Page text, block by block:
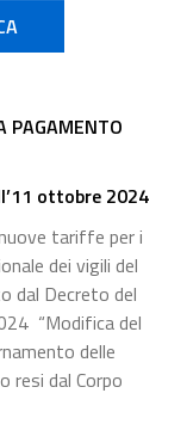
PAGAMENTO
ottobre 2024
tariffe per i
dei vigili del
dal Decreto del
“Modifica del
delle
resi dal Corpo